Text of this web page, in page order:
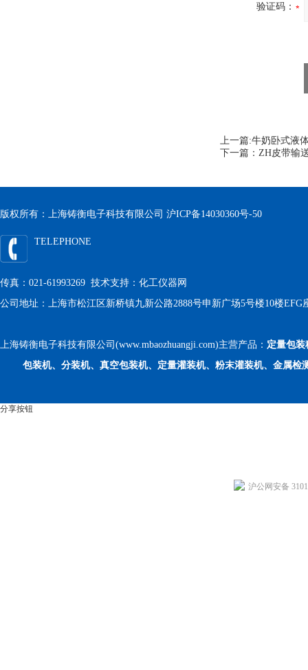
验证码：
上一篇:牛奶卧式液
下一篇： ZH皮带输
版权所有：上海铸衡电子科技有限公司 沪ICP备14030360号-50
TELEPHONE
传真：021-61993269 技术支持： 化工仪器网
公司地址：上海市松江区新桥镇九新公路2888号申新广场5号楼10楼EFG
上海铸衡电子科技有限公司(www.mbaozhuangji.com)主营产品： 定量包装
包装机、分装机、真空包装机、定量灌装机、粉末灌装机、金属检
分享按钮
沪公网安备